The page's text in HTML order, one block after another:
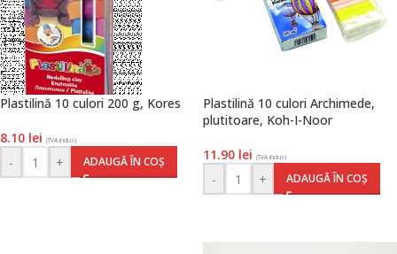
Plastilină 10 culori 200 g, Kores
8.10 lei (TVA inclus)
- + ADAUGĂ ÎN COȘ
Plastilină 10 culori Archimede,
plutitoare, Koh-I-Noor
11.90 lei (TVA inclus)
- + ADAUGĂ ÎN COȘ